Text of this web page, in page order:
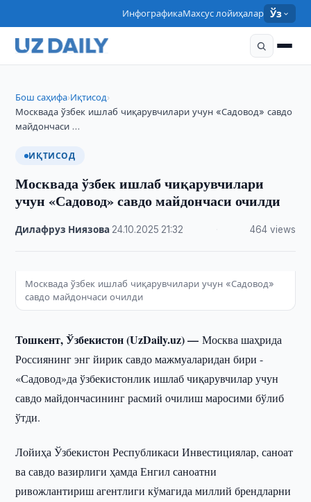
ИнфографикаМахсус лойиҳалар Ўз
Бош саҳифа›Иқтисод›
Москвада ўзбек ишлаб чиқарувчилари учун «Садовод» савдо
майдончаси …
ИҚТИСОД
Москвада ўзбек ишлаб чиқарувчилари
учун «Садовод» савдо майдончаси очилди
Дилафруз Ниязова 24.10.2025 21:32 464 views
Москвада ўзбек ишлаб чиқарувчилари учун «Садовод»
савдо майдончаси очилди
Тошкент, Ўзбекистон (UzDaily.uz) —Москва шаҳрида
Россиянинг энг йирик савдо мажмуаларидан бири -
«Садовод»да ўзбекистонлик ишлаб чиқарувчилар учун
савдо майдончасининг расмий очилиш маросими бўлиб
ўтди.
Лойиҳа Ўзбекистон Республикаси Инвестициялар, саноат
ва савдо вазирлиги ҳамда Енгил саноатни
ривожлантириш агентлиги кўмагида миллий брендларни